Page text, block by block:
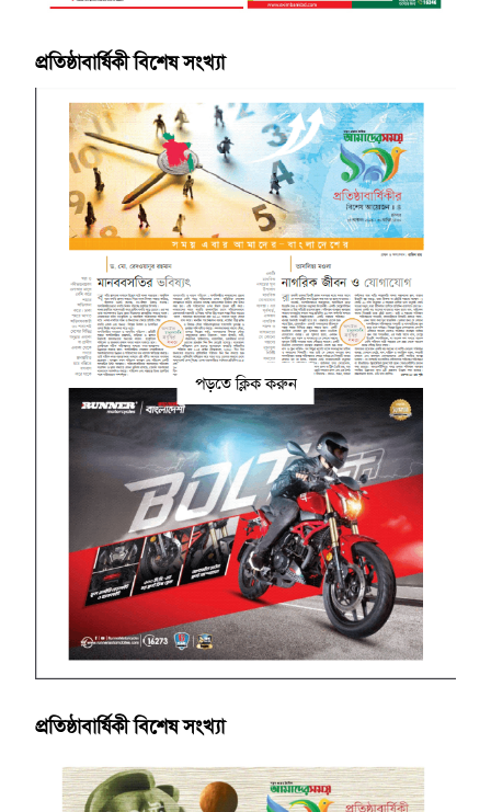
প্রতিষ্ঠাবার্ষিকী বিশেষ সংখ্যা
পড়তে ক্লিক করুন
প্রতিষ্ঠাবার্ষিকী বিশেষ সংখ্যা